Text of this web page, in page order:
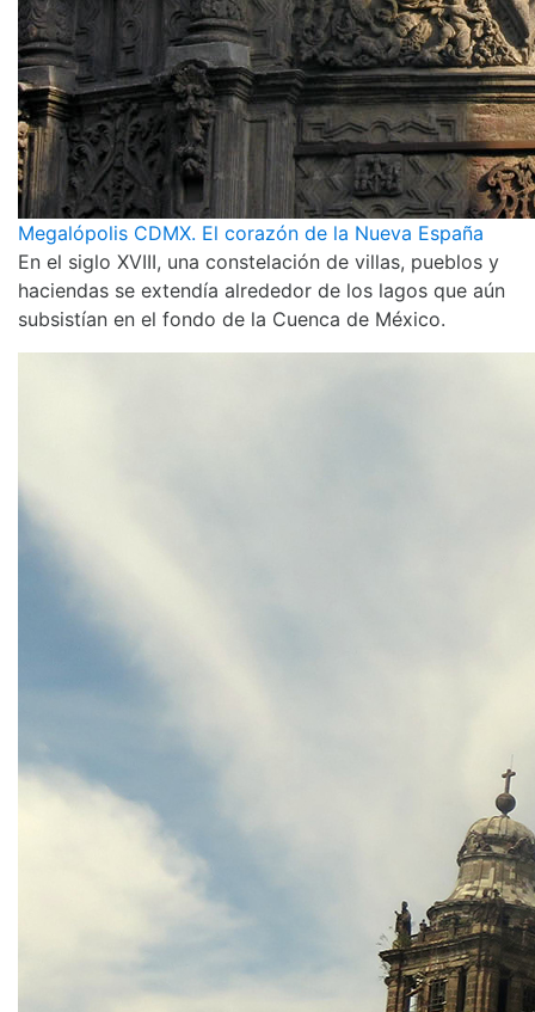
Megalópolis CDMX. El corazón de la Nueva España
En el siglo XVIII, una constelación de villas, pueblos y
haciendas se extendía alrededor de los lagos que aún
subsistían en el fondo de la Cuenca de México.